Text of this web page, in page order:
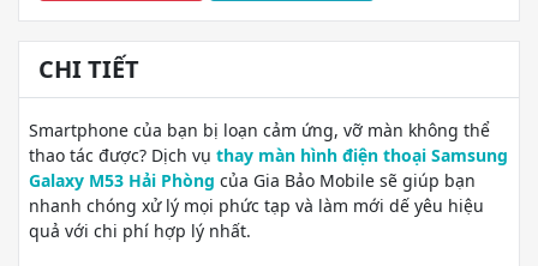
CHI TIẾT
Smartphone của bạn bị loạn cảm ứng, vỡ màn không thể
thao tác được? Dịch vụ thay màn hình điện thoại Samsung
Galaxy M53 Hải Phòng của Gia Bảo Mobile sẽ giúp bạn
nhanh chóng xử lý mọi phức tạp và làm mới dế yêu hiệu
quả với chi phí hợp lý nhất.